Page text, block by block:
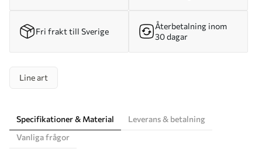
Fri frakt till Sverige
Återbetalning inom
30 dagar
Line art
Specifikationer & Material
Leverans & betalning
Vanliga frågor